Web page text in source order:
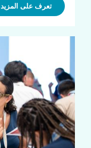
تعرف على المزيد